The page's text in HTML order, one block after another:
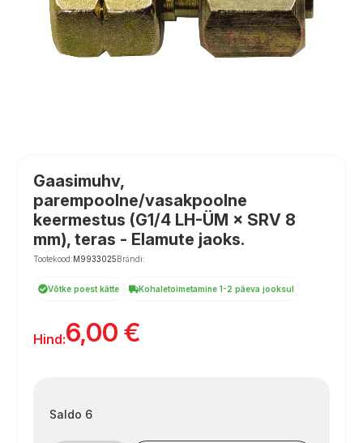
Gaasimuhv,
parempoolne/vasakpoolne
keermestus (G1/4 LH-ÜM × SRV 8
mm), teras - Elamute jaoks.
Tootekood:M9933025Brändi:
Võtke poest kätte Kohaletoimetamine 1-2 päeva jooksul
Hind:6,00 €
Saldo 6